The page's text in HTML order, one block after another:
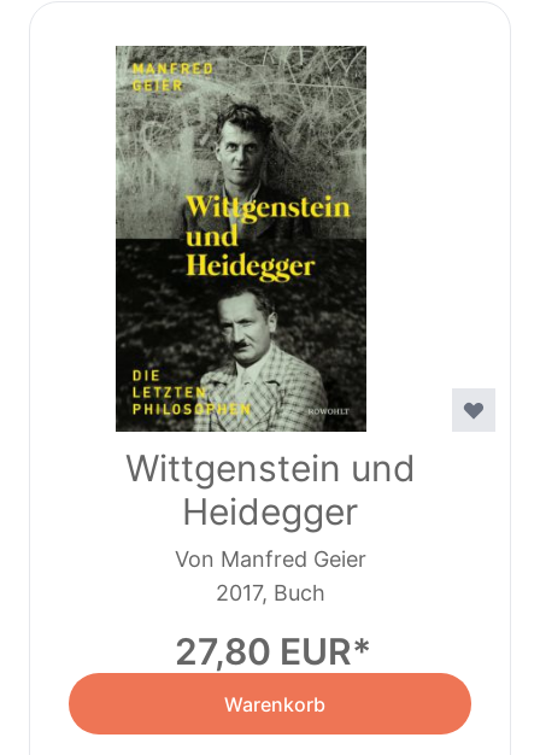
Wittgenstein und
Heidegger
Von Manfred Geier
2017, Buch
27,80 EUR
Warenkorb